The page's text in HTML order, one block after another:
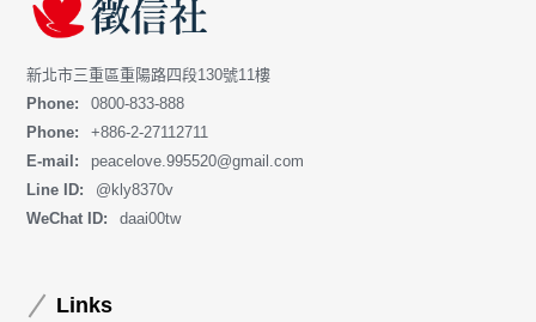
新北市三重區重陽路四段130號11樓
Phone:
0800-833-888
Phone:
+886-2-27112711
E-mail:
peacelove.995520@gmail.com
Line ID:
@kly8370v
WeChat ID:
daai00tw
Links